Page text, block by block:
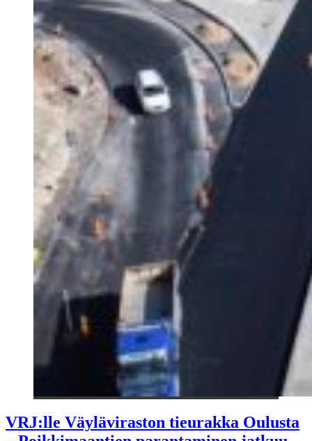
VRJ:lle Väyläviraston tieurakka Oulusta